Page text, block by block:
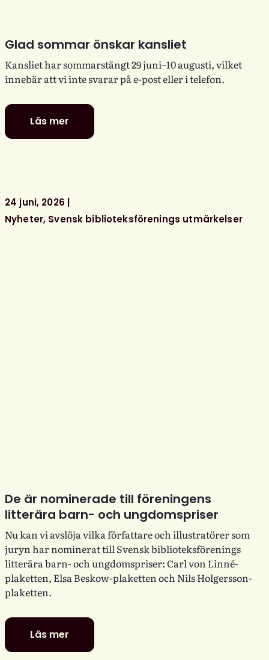
Glad sommar önskar kansliet
Kansliet har sommarstängt 29 juni–10 augusti, vilket
innebär att vi inte svarar på e-post eller i telefon.
Läs mer
Glad
sommar
24 juni, 2026
Nyheter Svensk biblioteksförenings utmärkelser
De är nominerade till föreningens
litterära barn- och ungdomspriser
Nu kan vi avslöja vilka författare och illustratörer som
juryn har nominerat till Svensk biblioteksförenings
litterära barn- och ungdomspriser: Carl von Linné-
plaketten, Elsa Beskow-plaketten och Nils Holgersson-
plaketten.
Läs mer
De
är